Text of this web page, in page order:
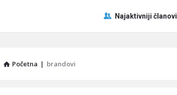
Pitaj
Učene
Najaktivniji članovi
Početna | brandovi